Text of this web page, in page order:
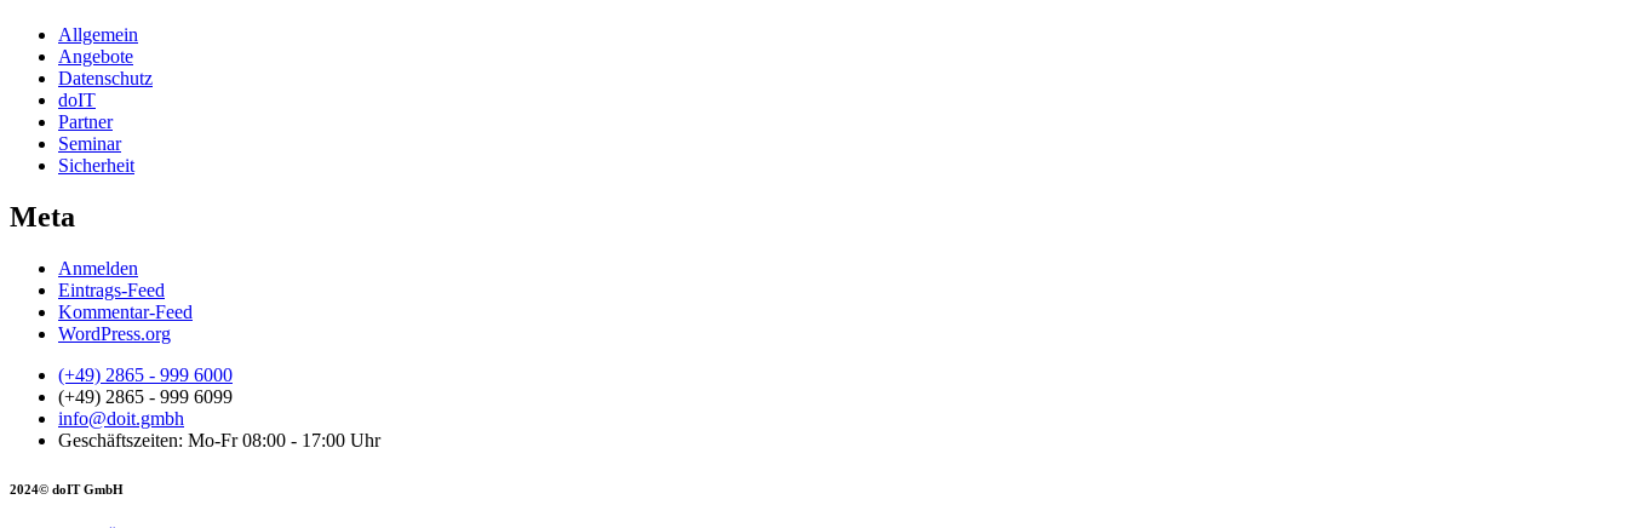
Allgemein
Angebote
Datenschutz
doIT
Partner
Seminar
Sicherheit
Meta
Anmelden
Eintrags-Feed
Kommentar-Feed
WordPress.org
(+49) 2865 - 999 6000
(+49) 2865 - 999 6099
info@doit.gmbh
Geschäftszeiten: Mo-Fr 08:00 - 17:00 Uhr
2024© doIT GmbH